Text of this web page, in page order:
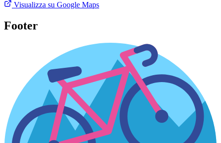
Visualizza su Google Maps
Footer